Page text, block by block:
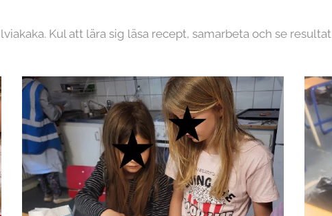
att lära sig läsa recept, samarbeta och se resultat